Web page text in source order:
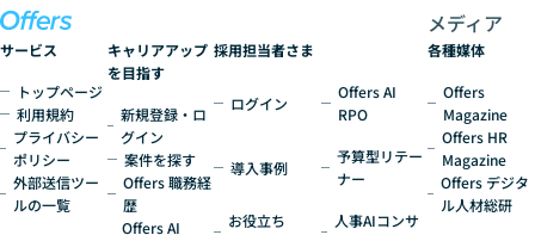
サービス
トップページ
利用規約
プライバシー
ポリシー
外部送信ツー
ルの一覧
キャリアアップ
を目指す
新規登録・ロ
グイン
案件を探す
Offers 職務経
歴
Offers AI
採用担当者さま
ログイン
導入事例
お役立ち
Offers AI
RPO
予算型リテー
ナー
人事AIコンサ
メディア
各種媒体
Offers
Magazine
Offers HR
Magazine
Offers デジタ
ル人材総研